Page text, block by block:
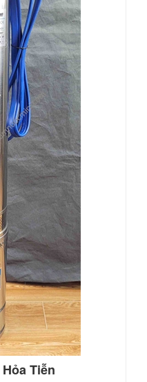
Tiễn